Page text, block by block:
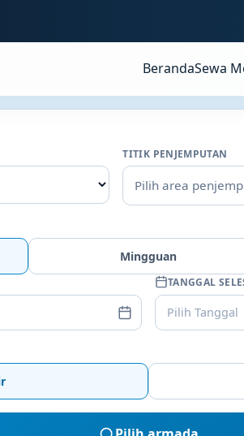
BerandaSewa
TITIK PENJEMPUTAN
Pilih area
Mingguan
TANGGAL
Pilih Tanggal